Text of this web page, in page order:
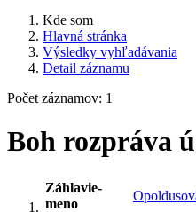
Kde som
Hlavná stránka
Výsledky vyhľadávania
Detail záznamu
Počet záznamov: 1
Boh rozpráva
Záhlavie-
meno